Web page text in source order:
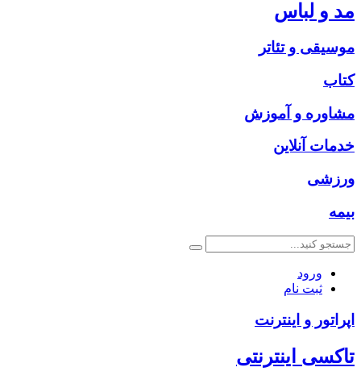
مد و لباس
موسیقی و تئاتر
کتاب
مشاوره و آموزش
خدمات آنلاین
ورزشی
بیمه
ورود
ثبت نام
اپراتور و اینترنت
تاکسی اینترنتی